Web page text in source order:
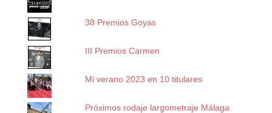
38 Premios Goyas
III Premios Carmen
Mi verano 2023 en 10 titulares
Próximos rodaje largometraje Málaga